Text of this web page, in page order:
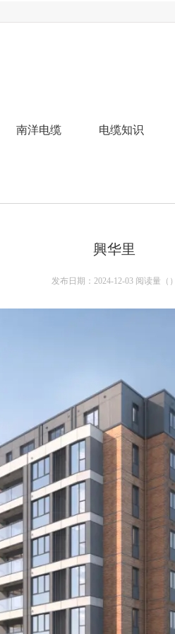
南洋电缆 电缆知识
興华里
发布日期：2024-12-03 阅读量（ ）